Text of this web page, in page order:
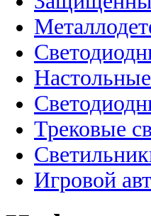
Трековые
Игровой